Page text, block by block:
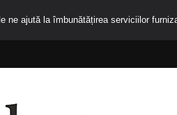
ne ajută la îmbunătățirea serviciilor